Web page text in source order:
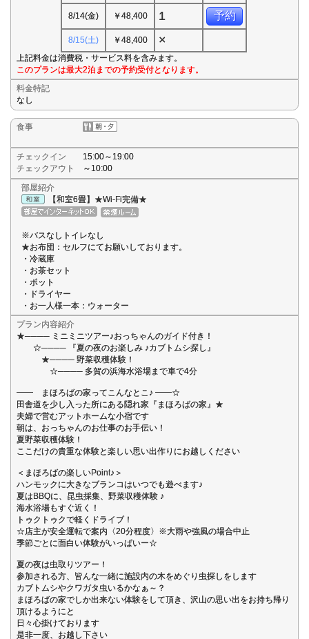
8/14(金) ￥48,400 1 予約
8/15(土) ￥48,400 ×
上記料金は消費税・サービス料を含みます。
このプランは最大2泊までの予約受付となります。
料金特記
なし
食事
チェックイン
15:00～19:00
チェックアウト
～10:00
部屋紹介
【和室6畳】★Wi-Fi完備★
※バスなしトイレなし
★お布団：セルフにてお願いしております。
・冷蔵庫
・お茶セット
・ポット
・ドライヤー
・お一人様一本：ウォーター
プラン内容紹介
★──── ミニミニツアー♪おっちゃんのガイド付き！
☆──── 『夏の夜のお楽しみ ♪カブトムシ探し』
★──── 野菜収穫体験！
☆──── 多賀の浜海水浴場まで車で4分
━━ まほろばの家ってこんなとこ♪ ━━☆
田舎道を少し入った所にある隠れ家『まほろばの家』★
夫婦で営むアットホームな小宿です
朝は、おっちゃんのお仕事のお手伝い！
夏野菜収穫体験！
ここだけの貴重な体験と楽しい思い出作りにお越しください
＜まほろばの楽しいPoint♪＞
ハンモックに大きなブランコはいつでも遊べます♪
夏はBBQに、昆虫採集、野菜収穫体験 ♪
海水浴場もすぐ近く！
トゥクトゥクで軽くドライブ！
☆店主が安全運転で案内〈20分程度〉※大雨や強風の場合中止
季節ごとに面白い体験がいっぱいー☆
夏の夜は虫取りツアー！
参加される方、皆んな一緒に施設内の木をめぐり虫探しをします
カブトムシやクワガタ虫いるかなぁ～？
まほろばの家でしか出来ない体験をして頂き、沢山の思い出をお持ち帰り
頂けるようにと
日々心掛けております
是非一度、お越し下さい